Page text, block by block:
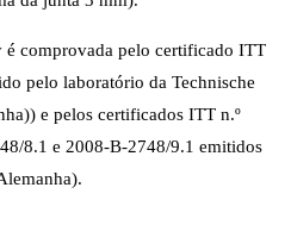
comprovada pelo certificado ITT
pelo laboratório da Technische
e pelos certificados ITT n.º
8.1 e 2008-B-2748/9.1 emitidos